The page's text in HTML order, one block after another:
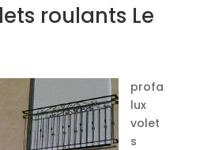
roulants Le
profa
lux
volet
s